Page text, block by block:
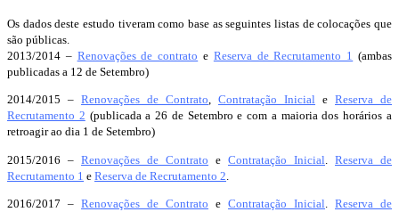
Os dados deste estudo tiveram como base as seguintes listas de colocações que
são públicas.
2013/2014 – Renovações de contrato e Reserva de Recrutamento 1 (ambas
publicadas a 12 de Setembro)
2014/2015 – Renovações de Contrato, Contratação Inicial e Reserva de
Recrutamento 2 (publicada a 26 de Setembro e com a maioria dos horários a
retroagir ao dia 1 de Setembro)
2015/2016 – Renovações de Contrato e Contratação Inicial
Reserva de
Recrutamento 1 e Reserva de Recrutamento 2
2016/2017 – Renovações de Contrato e Contratação Inicial. Reserva de